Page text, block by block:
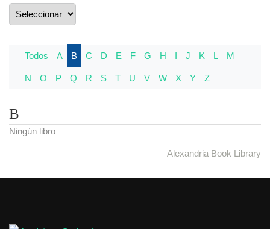
Todos A B C D E F G H I J K L M
N O P Q R S T U V W X Y Z
B
Ningún libro
Alexandria Book Library